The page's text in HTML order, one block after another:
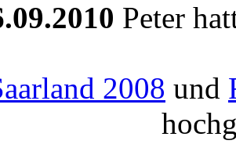
Peter
2008 und